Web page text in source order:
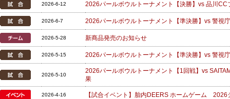
2026-6-12 2026パールボウルトーナメント【決勝】vs 品川
2026-6-7 2026パールボウルトーナメント【準決勝】vs 警視
2026-5-28 新商品発売のお知らせ
2026-5-15 2026パールボウルトーナメント【準決勝】vs 警視
2026-5-10
2026パールボウルトーナメント【1回戦】vs
果
2026-4-16 【試合イベント】胎内DEERS ホームゲーム